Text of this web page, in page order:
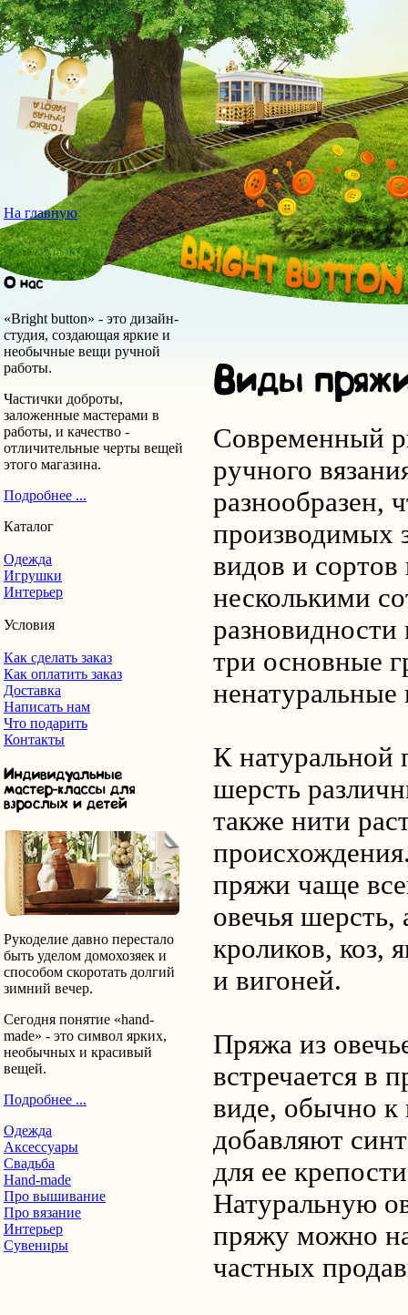
На главную
«Bright button» - это дизайн-
студия, создающая яркие и
необычные вещи ручной
работы.
Частички доброты,
заложенные мастерами в
работы, и качество -
отличительные черты вещей
этого магазина.
Подробнее ...
Каталог
Одежда
Игрушки
Интерьер
Условия
Как сделать заказ
Как оплатить заказ
Доставка
Написать нам
Что подарить
Контакты
Рукоделие давно перестало
быть уделом домохозяек и
способом скоротать долгий
зимний вечер.
Сегодня понятие «hand-
made» - это символ ярких,
необычных и красивый
вещей.
Подробнее ...
Одежда
Аксессуары
Свадьба
Hand-made
Про вышивание
Про вязание
Интерьер
Сувениры
Современный
ручного
разнообразен,
производимых
видов и сортов
несколькими
три основные
К натуральной
шерсть
также нити
пряжи чаще
овечья шерсть,
кроликов, коз,
и вигоней.
Пряжа из
встречается в
виде, обычно к
добавляют
для ее
Натуральную
пряжу можно
частных